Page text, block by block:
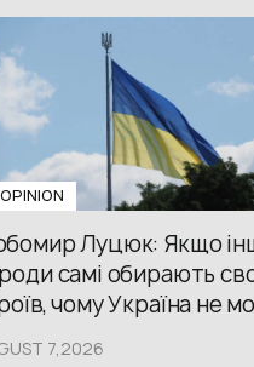
Луцюк: Якщо
самі обирають
чому Україна не
7,2026